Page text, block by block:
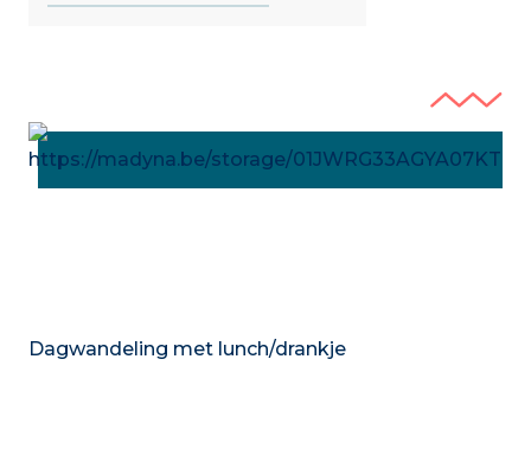
Dagwandeling met lunch/drankje